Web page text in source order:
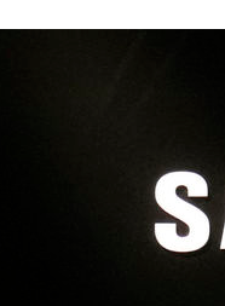
오늘 서울서 AT마드리드 입단
, 저긴 50도'…열화상 카메라로
임 우파 대통령 취임 하루만에
무장관, "메카 3국 방위협정